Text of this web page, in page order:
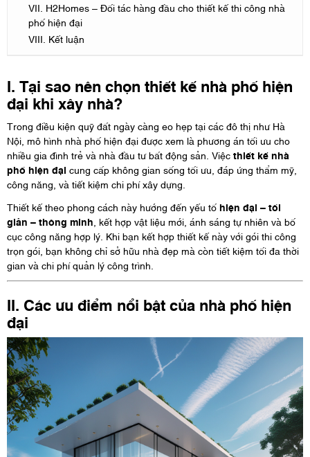
VII. H2Homes – Đối tác hàng đầu cho thiết kế thi công nhà
phố hiện đại
VIII. Kết luận
I. Tại sao nên chọn thiết kế nhà phố hiện
đại khi xây nhà?
Trong điều kiện quỹ đất ngày càng eo hẹp tại các đô thị như Hà
Nội, mô hình nhà phố hiện đại được xem là phương án tối ưu cho
nhiều gia đình trẻ và nhà đầu tư bất động sản. Việc thiết kế nhà
phố hiện đại cung cấp không gian sống tối ưu, đáp ứng thẩm mỹ,
công năng, và tiết kiệm chi phí xây dựng.
Thiết kế theo phong cách này hướng đến yếu tố hiện đại – tối
giản – thông minh , kết hợp vật liệu mới, ánh sáng tự nhiên và bố
cục công năng hợp lý. Khi bạn kết hợp thiết kế này với gói thi công
trọn gói, bạn không chỉ sở hữu nhà đẹp mà còn tiết kiệm tối đa thời
gian và chi phí quản lý công trình.
II. Các ưu điểm nổi bật của nhà phố hiện
đại